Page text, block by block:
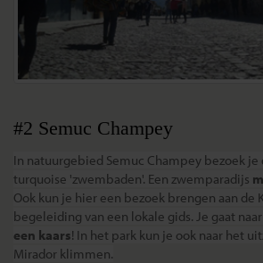
#2 Semuc Champey
In natuurgebied Semuc Champey bezoek
turquoise 'zwembaden'. Een zwemparadijs
Ook kun je hier een bezoek brengen aan de
begeleiding van een lokale gids. Je gaat
een kaars! In het park kun je ook naar het
Mirador klimmen.